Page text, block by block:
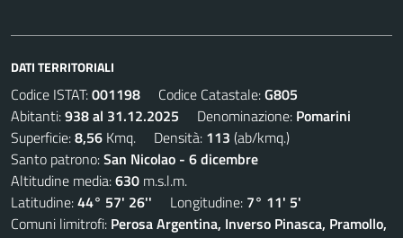
DATI TERRITORIALI
Codice ISTAT:001198 Codice Catastale:G805
Abitanti:938 al 31.12.2025 Denominazione: Pomarini
Superficie:8,56 Kmq. Densità: 113 (ab/kmq.)
Santo patrono:San Nicolao - 6 dicembre
Altitudine media:630 m.s.l.m.
Latitudine:44° 57' 26'' Longitudine: 7° 11' 5'
Comuni limitrofi: Perosa Argentina, Inverso Pinasca, Pramollo,